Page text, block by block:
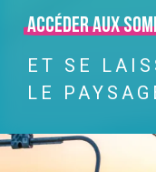
Accéder aux
ET SE
LE